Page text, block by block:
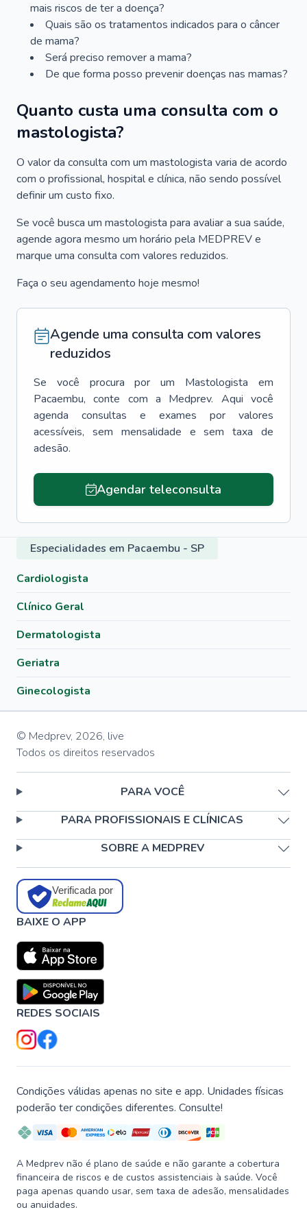
mais riscos de ter a doença?
Quais são os tratamentos indicados para o câncer
de mama?
Será preciso remover a mama?
De que forma posso prevenir doenças nas mamas?
Quanto custa uma consulta com o
mastologista?
O valor da consulta com um mastologista varia de acordo
com o profissional, hospital e clínica, não sendo possível
definir um custo fixo.
Se você busca um mastologista para avaliar a sua saúde,
agende agora mesmo um horário pela MEDPREV e
marque uma consulta com valores reduzidos.
Faça o seu agendamento hoje mesmo!
Agende uma consulta com valores
reduzidos
Se você procura por um Mastologista
em
Pacaembu, conte com a Medprev. Aqui você
agenda consultas e exames por valores
acessíveis, sem mensalidade e sem taxa de
adesão.
Agendar teleconsulta
Especialidades em Pacaembu - SP
Cardiologista
Clínico Geral
Dermatologista
Geriatra
Ginecologista
© Medprev, 2026, live
Todos os direitos reservados
PARA VOCÊ
PARA PROFISSIONAIS E CLÍNICAS
SOBRE A MEDPREV
Verificada por
BAIXE O APP
REDES SOCIAIS
Condições válidas apenas no site e app. Unidades físicas
poderão ter condições diferentes. Consulte!
A Medprev não é plano de saúde e não garante a cobertura
financeira de riscos e de custos assistenciais à saúde. Você
paga apenas quando usar, sem taxa de adesão, mensalidades
ou anuidades.